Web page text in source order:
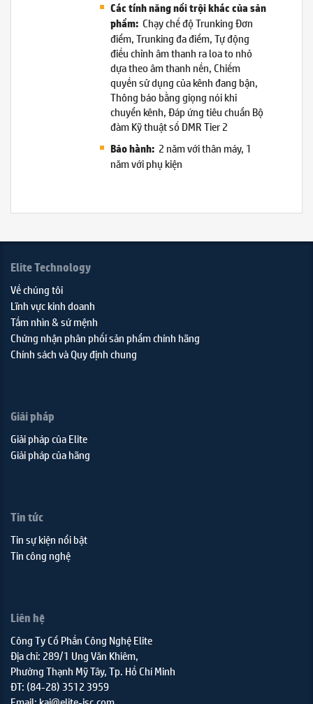
Các tính năng nổi trội khác của sản
phẩm: Chạy chế độ Trunking Đơn
điểm, Trunking đa điểm, Tự động
điều chỉnh âm thanh ra loa to nhỏ
dựa theo âm thanh nền, Chiếm
quyền sử dụng của kênh đang bận,
Thông báo bằng giọng nói khi
chuyển kênh, Đáp ứng tiêu chuẩn Bộ
đàm Kỹ thuật số DMR Tier 2
Bảo hành: 2 năm với thân máy, 1
năm với phụ kiện
Elite Technology
Về chúng tôi
Lĩnh vực kinh doanh
Tầm nhìn & sứ mệnh
Chứng nhận phân phối sản phẩm chính hãng
Chính sách và Quy định chung
Giải pháp
Giải pháp của Elite
Giải pháp của hãng
Tin tức
Tin sự kiện nổi bật
Tin công nghệ
Liên hệ
Công Ty Cổ Phần Công Nghệ Elite
Địa chỉ: 289/1 Ung Văn Khiêm,
Phường Thạnh Mỹ Tây, Tp. Hồ Chí Minh
ĐT: (84-28) 3512 3959